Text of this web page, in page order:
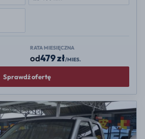
RATA MIESIĘCZNA
od479 zł/MIES.
Sprawdź ofertę